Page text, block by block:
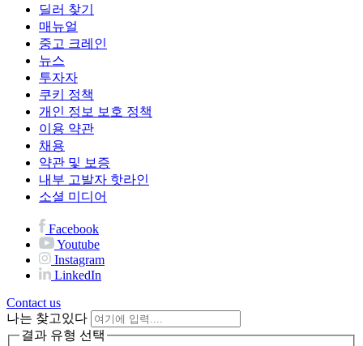
딜러 찾기
매뉴얼
중고 크레인
뉴스
투자자
쿠키 정책
개인 정보 보호 정책
이용 약관
채용
약관 및 보증
내부 고발자 핫라인
소셜 미디어
Facebook
Youtube
Instagram
LinkedIn
Contact us
나는 찾고있다
결과 유형 선택